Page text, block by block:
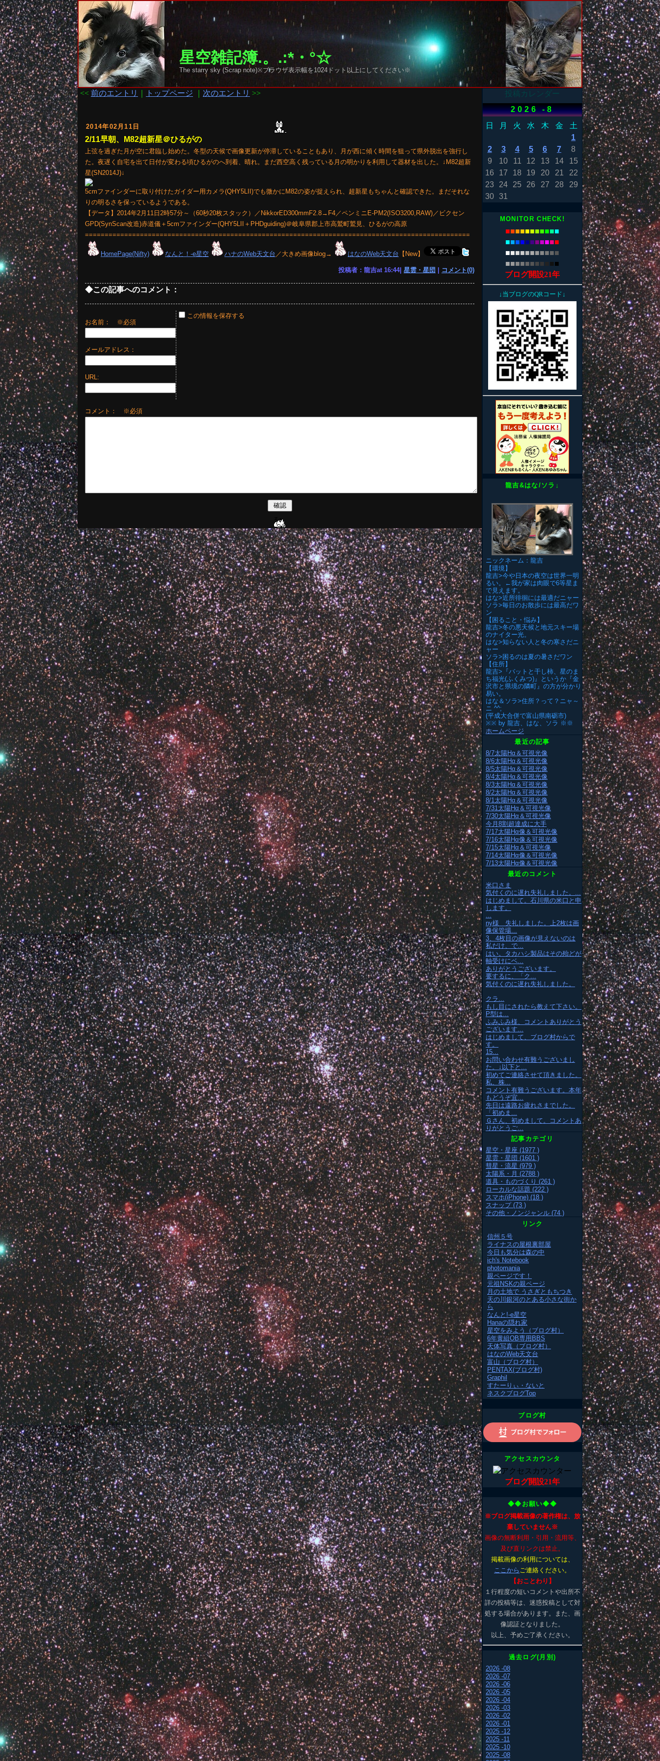
星空雑記簿.。.:*・°☆
The starry sky (Scrap note)※ブラウザ表示幅を1024ドット以上にしてください※
<< 前のエントリ トップページ 次のエントリ >>
2014年02月11日
2/11早朝、M82超新星＠ひるがの
上弦を過ぎた月が空に君臨し始めた。冬型の天候で画像更新が停滞していることもあり、月が西に傾く時間を狙って県外脱出を強行し
た。夜遅く自宅を出て日付が変わる頃ひるがのへ到着、晴れ。まだ西空高く残っている月の明かりを利用して器材を出した。↓M82超新
星(SN2014J)↓
5cmファインダーに取り付けたガイダー用カメラ(QHY5LII)でも微かにM82の姿が捉えられ、超新星もちゃんと確認できた。まだそれな
りの明るさを保っているようである。
【データ】2014年2月11日2時57分～（60秒20枚スタック）／NikkorED300mmF2.8→F4／ペンミニE-PM2(ISO3200,RAW)／ビクセン
GPD(SynScan改造)赤道儀＋5cmファインダー(QHY5LII＋PHDguiding)＠岐阜県郡上市高鷲町鷲見、ひるがの高原
==================================================================================================
HomePage(Nifty) なんと！-e星空 ハナのWeb天文台 ／大きめ画像blog→ はなのWeb天文台 【New】
投稿者：龍吉at 16:44| 星雲・星団 コメント(0)
◆この記事へのコメント：
お名前： ※必須
メールアドレス：
URL:
この情報を保存する
コメント： ※必須
投稿カレンダー
2026 -8
日
月 火 水 木 金
土
1
2
3 4 5 6 7
8
9
10 11 12 13 14
15
16
17 18 19 20 21
22
23
24 25 26 27 28
29
30 31
MONITOR CHECK!
■■■■■■■■■■■
■■■■■■■■■■■
■■■■■■■■■■■
■■■■■■■■ ■■
ブログ開設21年
↓当ブログのQRコード↓
龍吉&はな/ソラ↓
ニックネーム：龍吉
【環境】
龍吉>今や日本の夜空は世界一明
るい。←我が家は肉眼で6等星ま
で見えます。
はな>近所徘徊には最適だニャー
ソラ>毎日のお散歩には最高だワ
ン
【困ること・悩み】
龍吉>冬の悪天候と地元スキー場
のナイター光。
はな>知らない人と冬の寒さだニ
ャー
ソラ>困るのは夏の暑さだワン
【住所】
龍吉>『バットと干し柿、星のま
ち福光(ふくみつ)』というか『金
沢市と県境の隣町』の方が分かり
易い。
はな＆ソラ>住所？って？ニャ～
ニ ^^;
(平成大合併で富山県南砺市)
※※ by 龍吉、はな、ソラ ※※
ホームページ
最近の記事
8/7太陽Hα＆可視光像
8/6太陽Hα＆可視光像
8/5太陽Hα＆可視光像
8/4太陽Hα＆可視光像
8/3太陽Hα＆可視光像
8/2太陽Hα＆可視光像
8/1太陽Hα＆可視光像
7/31太陽Hα＆可視光像
7/30太陽Hα＆可視光像
今月8割超達成に大手
7/17太陽Hα像＆可視光像
7/16太陽Hα像＆可視光像
7/15太陽Hα＆可視光像
7/14太陽Hα像＆可視光像
7/13太陽Hα像＆可視光像
最近のコメント
米口さま
気付くのに遅れ失礼しました。...
はじめまして。石川県の米口と申
します。
...
ny様 失礼しました。上2枚は画
像保管場...
3、4枚目の画像が見えないのは
私だけ、で...
はい。タカハシ製品はその殆どが
軸受けにベ...
ありがとうございます。
要するに、「ク...
気付くのに遅れ失礼しました。
クラ...
もし目にされたら教えて下さい。
P型は...
ふみふみ様、コメントありがとう
ございます...
はじめまして、ブログ村からで
す。
15...
お問い合わせ有難うございまし
た。↓以下と...
初めてご連絡させて頂きました。
私、株...
コメント有難うございます。本年
もどうぞ宜...
先日は遠路お疲れさまでした。
「初めま...
Ｇさん、初めまして。コメントあ
りがとうご...
記事カテゴリ
星空・星座 (1977 )
星雲・星団 (1601 )
彗星・流星 (979 )
太陽系・月 (2788 )
道具・ものづくり (261 )
ローカルな話題 (222 )
スマホ(iPhone) (18 )
スナップ (73 )
その他・ノンジャンル (74 )
リンク
信州５号
ライナスの屋根裏部屋
今日も気分は森の中
ich's Notebook
photomania
親ページです！
元祖NSKの親ページ
月の土地で うさぎともちつき
天の川銀河のとある小さな街か
ら
なんと!-e星空
Hanaの隠れ家
星空をみよう（ブログ村）
6年黄組OB専用BBS
天体写真（ブログ村）
はなのWeb天文台
富山（ブログ村）
PENTAX(ブログ村)
Graphil
すたーりぃ・ないと
ネスクブログTop
ブログ村
アクセスカウンタ
ブログ開設21年
◆◆お願い◆◆
※ブログ掲載画像の著作権は、放
棄していません※
画像の無断利用・引用・流用等、
及び直リンクは禁止。
掲載画像の利用については、
ここから ご連絡ください。
【おことわり】
１行程度の短いコメントや出所不
詳の投稿等は、迷惑投稿として対
処する場合があります。また、画
像認証となりました。
以上、予めご了承ください。
過去ログ(月別)
2026 -08
2026 -07
2026 -06
2026 -05
2026 -04
2026 -03
2026 -02
2026 -01
2025 -12
2025 -11
2025 -10
2025 -08